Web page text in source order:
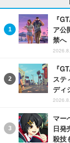
『
ア公
禁へ
『
ステ
ディ
マー
日発
殺技